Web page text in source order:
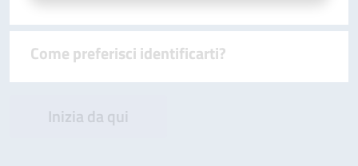
Come preferisci identificarti?
Inizia da qui